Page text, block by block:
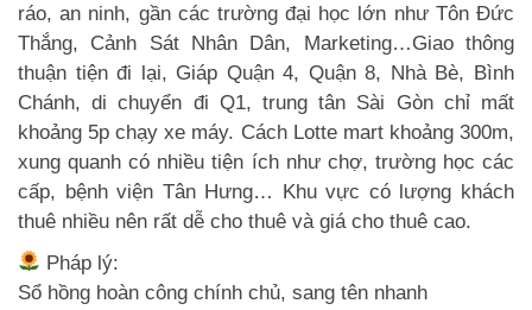
ráo, an ninh, gần các trường đại học lớn như Tôn Đức
Thắng, Cảnh Sát Nhân Dân, Marketing…Giao thông
thuận tiện đi lại, Giáp Quận 4, Quận 8, Nhà Bè, Bình
Chánh, di chuyển đi Q1, trung tân Sài Gòn chỉ mất
khoảng 5p chạy xe máy. Cách Lotte mart khoảng 300m,
xung quanh có nhiều tiện ích như chợ, trường học các
cấp, bệnh viện Tân Hưng… Khu vực có lượng khách
thuê nhiều nên rất dễ cho thuê và giá cho thuê cao.
Pháp lý:
Sổ hồng hoàn công chính chủ, sang tên nhanh